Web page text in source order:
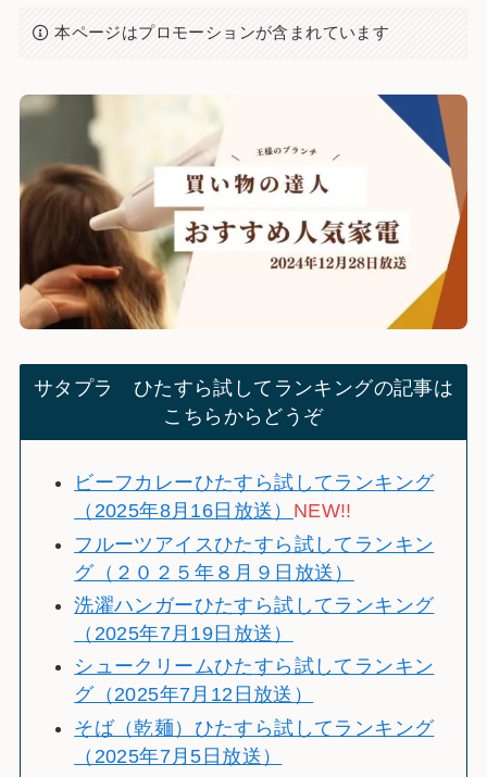
本ページはプロモーションが含まれています
サタプラ ひたすら試してランキングの記事は
こちらからどうぞ
ビーフカレーひたすら試してランキング
（2025年8月16日放送） NEW!!
フルーツアイスひたすら試してランキン
グ（２０２５年８月９日放送）
洗濯ハンガーひたすら試してランキング
（2025年7月19日放送）
シュークリームひたすら試してランキン
グ（2025年7月12日放送）
そば（乾麺）ひたすら試してランキング
（2025年7月5日放送）